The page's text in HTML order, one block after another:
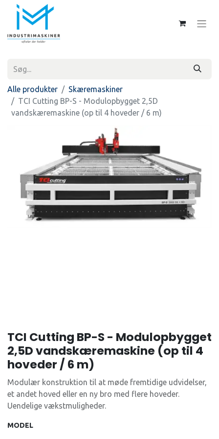
Alle produkter
Skæremaskiner
TCI Cutting BP-S - Modulopbygget 2,5D
vandskæremaskine (op til 4 hoveder / 6 m)
TCI Cutting BP-S - Modulopbygget
2,5D vandskæremaskine (op til 4
hoveder / 6 m)
Modulær konstruktion til at møde fremtidige udvidelser,
et andet hoved eller en ny bro med flere hoveder.
Uendelige vækstmuligheder.
MODEL